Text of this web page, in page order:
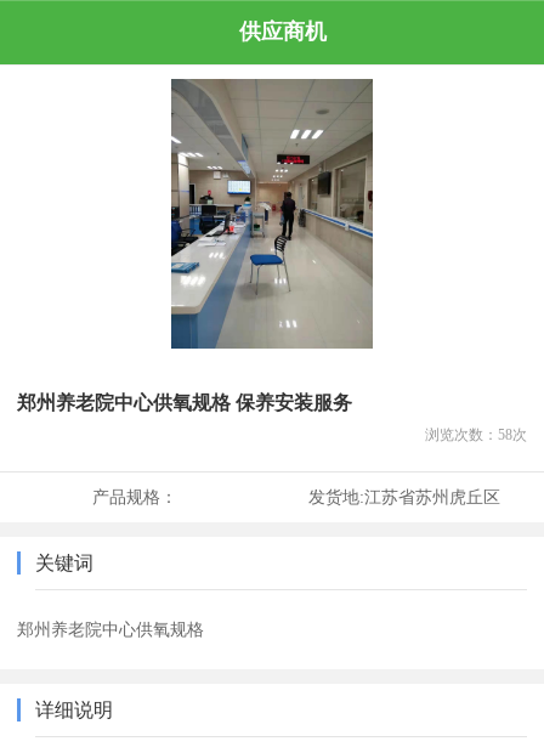
供应商机
郑州养老院中心供氧规格 保养安装服务
浏览次数： 58次
产品规格： 发货地:江苏省苏州虎丘区
关键词
郑州养老院中心供氧规格
详细说明